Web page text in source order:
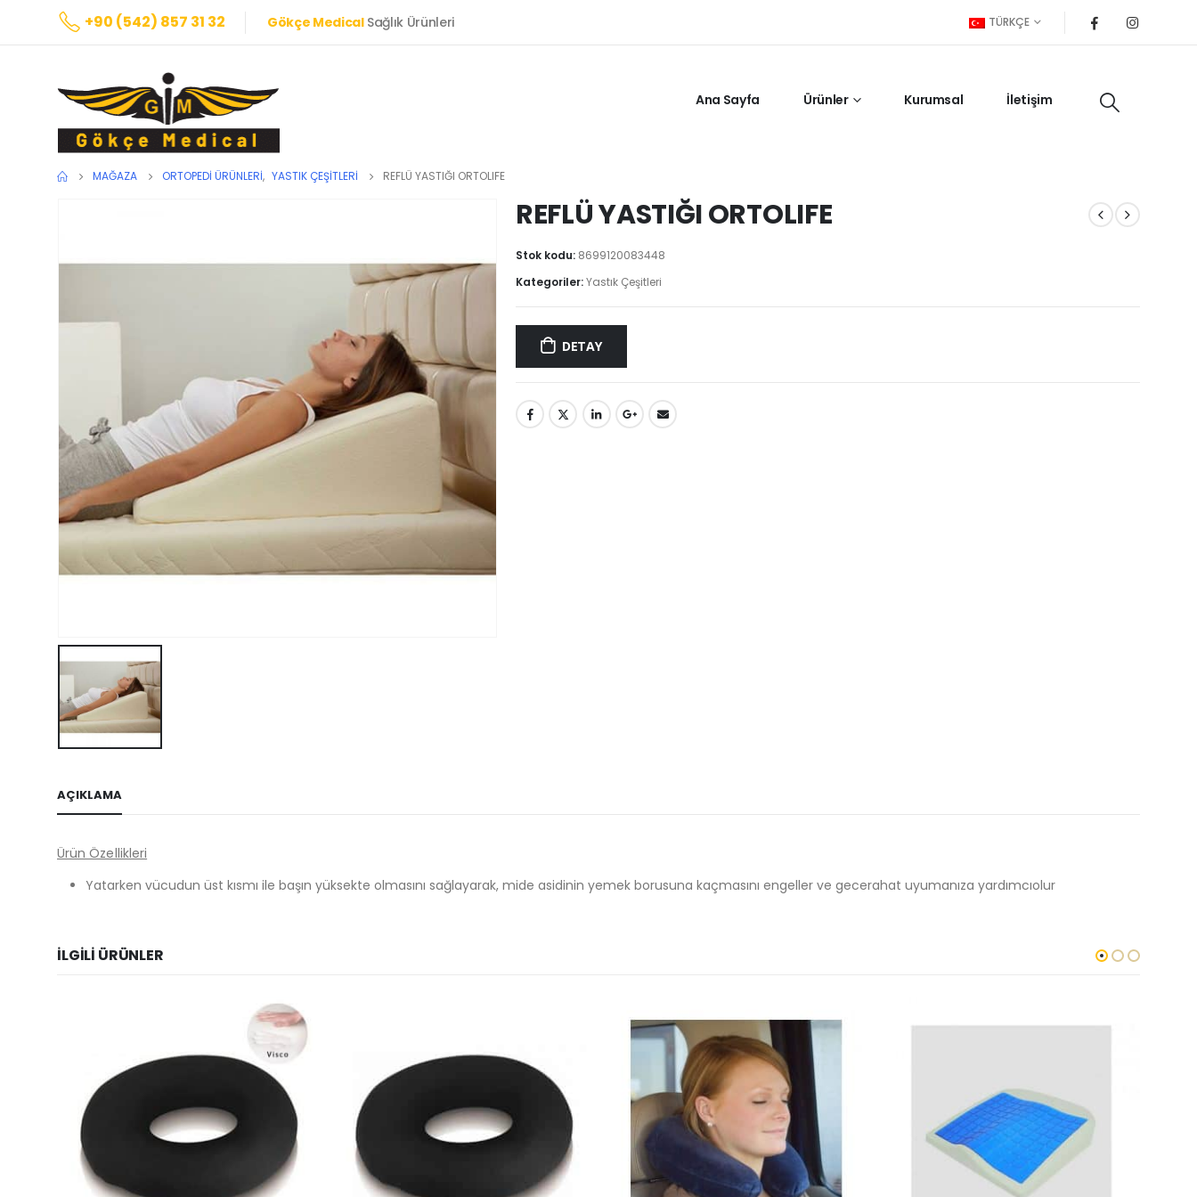
+90 (542) 857 31 32 Gökçe MedicalSağlık Ürünleri TÜRKÇE
Ana Sayfa Ürünler Kurumsal İletişim
MAĞAZA ORTOPEDI ÜRÜNLERI, YASTIK ÇEŞITLERI REFLÜ YASTIĞI ORTOLIFE
REFLÜ YASTIĞI ORTOLIFE
Stok kodu: 8699120083448
Kategoriler:Yastık Çeşitleri
DETAY
AÇIKLAMA
Ürün Özellikleri
Yatarken vücudun üst kısmı ile başın yüksekte olmasını sağlayarak, mide asidinin yemek borusuna kaçmasını engeller ve gecerahat uyumanıza yardımcıolur
İLGILI ÜRÜNLER